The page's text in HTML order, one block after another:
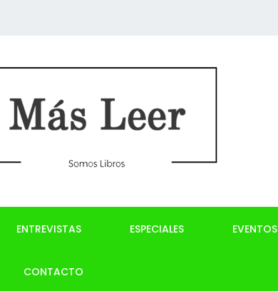
ENTREVISTAS ESPECIALES EVENTOS
CONTACTO